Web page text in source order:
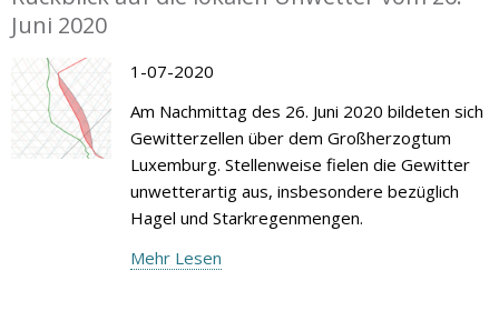
Juni 2020
1-07-2020
Am Nachmittag des 26. Juni 2020 bildeten sich
Gewitterzellen über dem Großherzogtum
Luxemburg. Stellenweise fielen die Gewitter
unwetterartig aus, insbesondere bezüglich
Hagel und Starkregenmengen.
Mehr Lesen